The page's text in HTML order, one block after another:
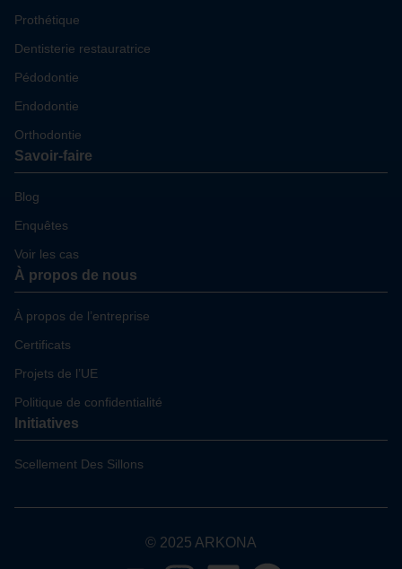
Prothétique
Dentisterie restauratrice
Pédodontie
Endodontie
Orthodontie
Savoir-faire
Blog
Enquêtes
Voir les cas
À propos de nous
À propos de l’entreprise
Certificats
Projets de l’UE
Politique de confidentialité
Initiatives
Scellement Des Sillons
© 2025 ARKONA